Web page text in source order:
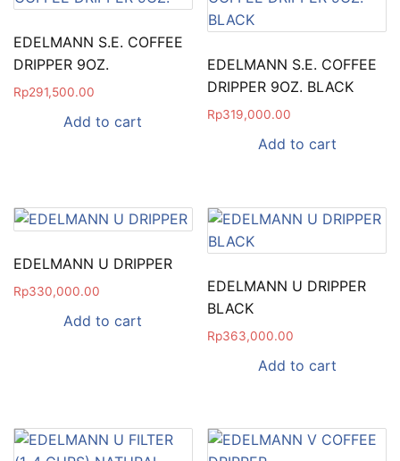
EDELMANN S.E. COFFEE
DRIPPER 9OZ.
Rp291,500.00
Add to cart
EDELMANN S.E. COFFEE
DRIPPER 9OZ. BLACK
Rp319,000.00
Add to cart
EDELMANN U DRIPPER
Rp330,000.00
Add to cart
EDELMANN U DRIPPER
BLACK
Rp363,000.00
Add to cart